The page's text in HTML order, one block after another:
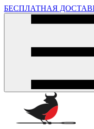
БЕСПЛАТНАЯ